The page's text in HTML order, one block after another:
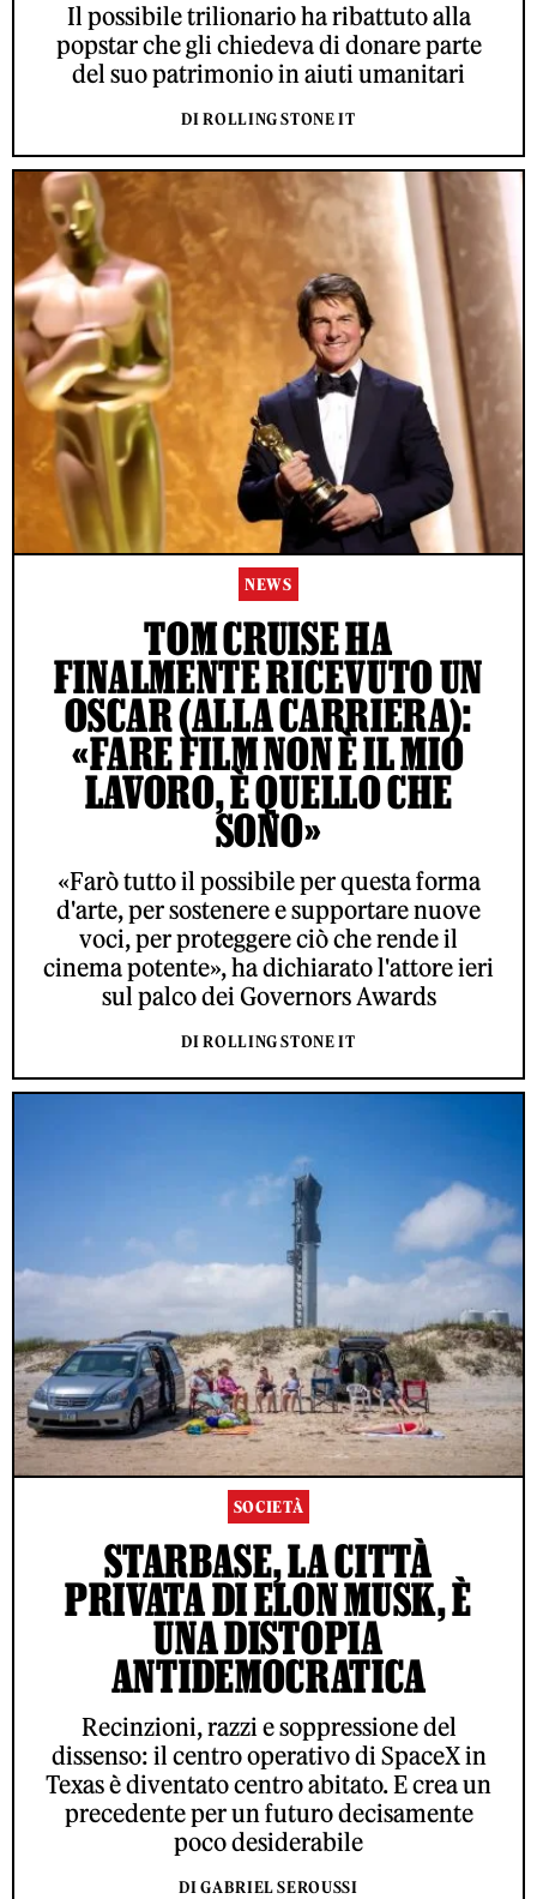
Il possibile trilionario ha ribattuto alla
popstar che gli chiedeva di donare parte
del suo patrimonio in aiuti umanitari
DI ROLLING STONE IT
NEWS
TOM CRUISE HA
FINALMENTE RICEVUTO UN
OSCAR (ALLA CARRIERA):
«FARE FILM NON È IL MIO
LAVORO, È QUELLO CHE
SONO»
«Farò tutto il possibile per questa forma
d'arte, per sostenere e supportare nuove
voci, per proteggere ciò che rende il
cinema potente», ha dichiarato l'attore ieri
sul palco dei Governors Awards
DI ROLLING STONE IT
SOCIETÀ
STARBASE, LA CITTÀ
PRIVATA DI ELON MUSK, È
UNA DISTOPIA
ANTIDEMOCRATICA
Recinzioni, razzi e soppressione del
dissenso: il centro operativo di SpaceX in
Texas è diventato centro abitato. E crea un
precedente per un futuro decisamente
poco desiderabile
DI GABRIEL SEROUSSI